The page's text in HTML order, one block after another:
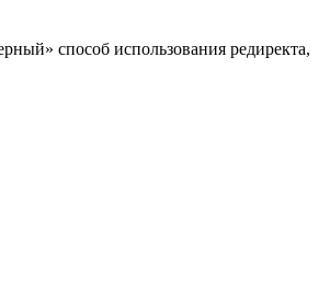
способ использования редиректа,